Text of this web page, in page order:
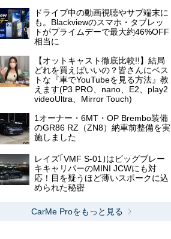
ドライブ中の動画視聴やサブ端末に
も。Blackviewのスマホ・タブレッ
トがプライムデーで最大約46%OFF
相当に
【オットキャスト徹底比較!!】結局
どれを買えばいいの？皆さんにベス
トな『車でYouTubeを見る方法』教
えます(P3 PRO、nano、E2、play2
videoUltra、Mirror Touch)
1オーナー・6MT・OP Brembo装備
のGR86 RZ（ZN8）納車前整備を実
施しました
レイズ｢VMF S-01｣はビッグブレー
キキャリパーのMINI JCWにも対
応！目を疑うほど薄いスポークに込
められた秘密
CarMe Proをもっと見る